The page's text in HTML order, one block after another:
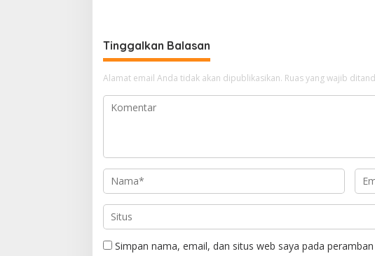
Tinggalkan Balasan
Alamat email Anda tidak akan dipublikasikan. Ruas yang wajib
Simpan nama, email, dan situs web saya pada